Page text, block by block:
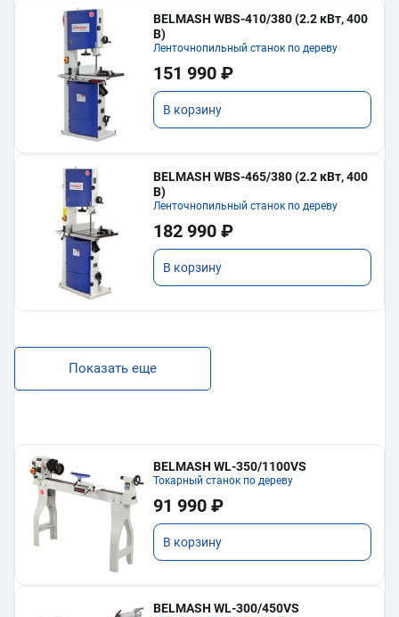
BELMASH WBS-410/380 (2.2 кВт, 400
В)
Ленточнопильный станок по дереву
151 990 ₽
В корзину
BELMASH WBS-465/380 (2.2 кВт, 400
В)
Ленточнопильный станок по дереву
182 990 ₽
В корзину
Показать еще
BELMASH WL-350/1100VS
Токарный станок по дереву
91 990 ₽
В корзину
BELMASH WL-300/450VS